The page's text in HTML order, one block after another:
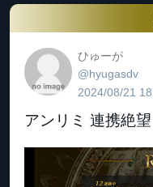
ひゅーが
@hyugasdv
2024/08/21
アンリミ 連携絶